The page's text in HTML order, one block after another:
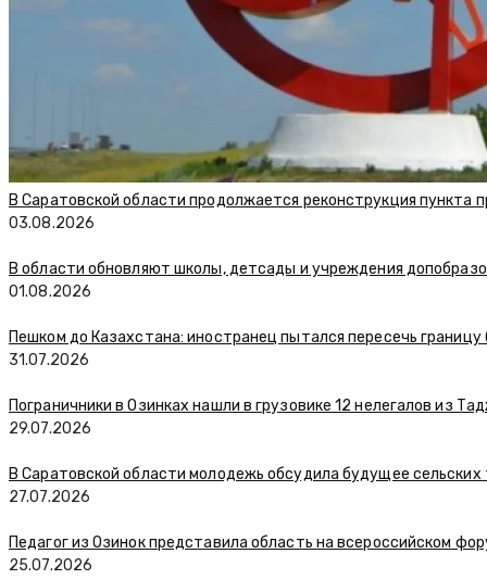
В Саратовской области продолжается реконструкция пункта
03.08.2026
В области обновляют школы, детсады и учреждения
01.08.2026
Пешком до Казахстана: иностранец пытался пересечь
31.07.2026
Пограничники в Озинках нашли в грузовике 12 нелегалов из
29.07.2026
В Саратовской области молодежь обсудила будущее сельских
27.07.2026
Педагог из Озинок представила область на всероссийском
25.07.2026